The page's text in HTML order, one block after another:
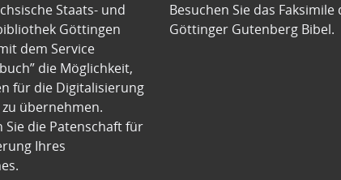
Staats- und
Göttingen
dem Service
die Möglichkeit,
für die Digitalisierung
übernehmen.
Sie die Patenschaft für
Ihres
Besuchen Sie das Faksimile
Göttinger Gutenberg Bibel.